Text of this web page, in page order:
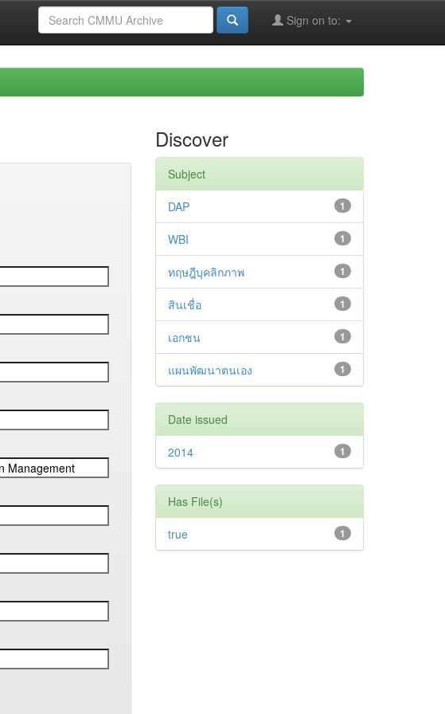
Sign on to:
Discover
Subject
1
DAP
1
WBI
1
ทฤษฎีบุคลิกภาพ
1
สินเชื่อ
1
เอกชน
1
แผนพัฒนาตนเอง
Date issued
1
2014
Has File(s)
1
true